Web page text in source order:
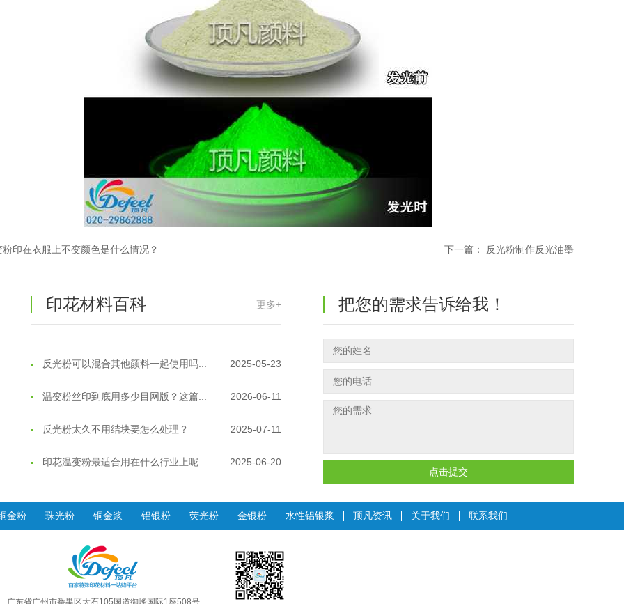
粉印在衣服上不变颜色是什么情况？ 下一篇： 反光粉制作反光油墨
印花材料百科 更多+
温变粉丝印到底用多少目网版？这篇... 2026-06-11
反光粉太久不用结块要怎么处理？ 2025-07-11
2025-06-20
油性反光粉怎么印花效果最好？ 2025-06-18
超细反光粉怎么印牢度才会更好？ 2025-06-11
反光粉是永久有效的吗？能用多久？
外墙涂料中怎么添加反光粉使用？
反光粉能用在注塑工艺上吗？ 2025-06-02
超细反光粉怎么印牢度才会更好？ 2025-06-11
反光粉是永久有效的吗？能用多久？ 2025-06-10
外墙涂料中怎么添加反光粉使用？ 2025-06-05
把您的需求告诉给我！
点击提交
金粉 珠光粉 铜金浆 铝银粉 荧光粉 金银粉 水性铝银浆 顶凡资讯 关于我们 联系我们
广东省广州市番禺区大石105国道御峰国际1座508号